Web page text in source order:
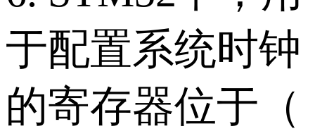
于配置系统时钟
的寄存器位于（